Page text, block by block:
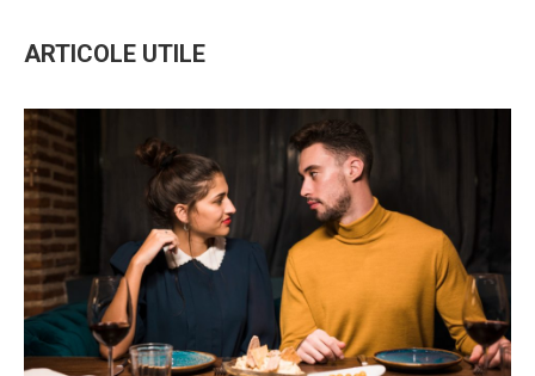
ARTICOLE UTILE